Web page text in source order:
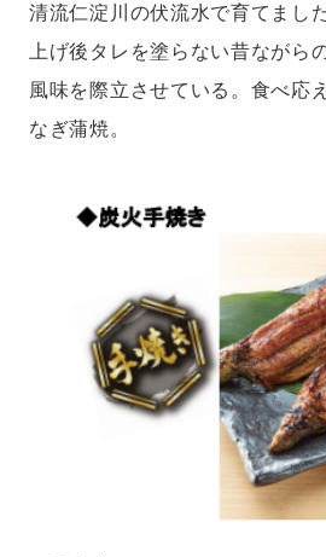
清流仁淀川の伏流水で育てまし
上げ後タレを塗らない昔ながら
風味を際立させている。食べ応
なぎ蒲焼。